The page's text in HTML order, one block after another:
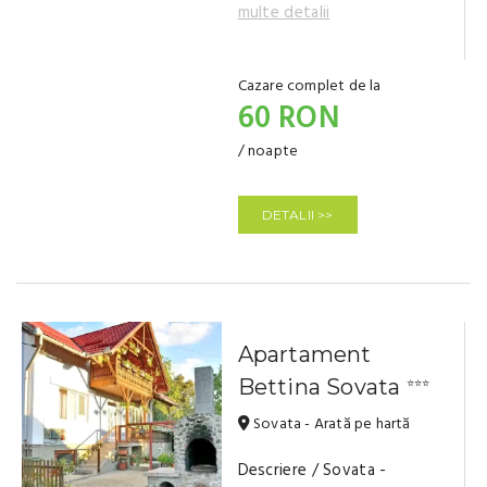
multe detalii
Cazare complet de la
60 RON
/ noapte
DETALII >>
Apartament
Bettina Sovata
⭐⭐⭐
Sovata - Arată pe hartă
Descriere / Sovata -